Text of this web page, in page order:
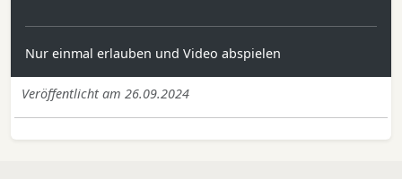
Nur einmal erlauben und Video abspielen
Veröffentlicht am 26.09.2024